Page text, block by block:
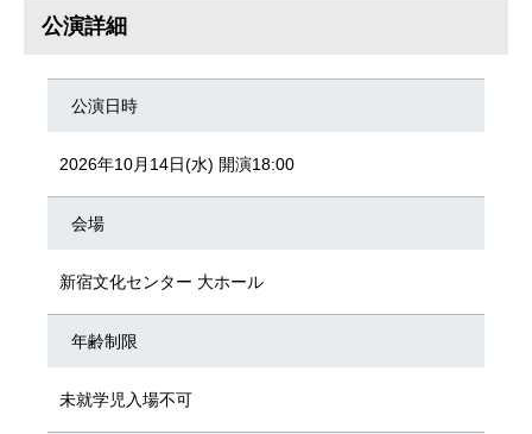
公演詳細
公演日時
2026年10月14日(水) 開演18:00
会場
新宿文化センター 大ホール
年齢制限
未就学児入場不可